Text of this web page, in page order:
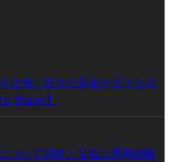
交換！効きの変化やダストの
Bspec】
ついて調査！父親は野球経験